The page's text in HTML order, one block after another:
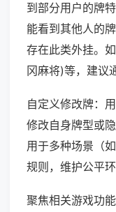
到部分用户的牌
能看到其他人的
存在此类外挂。
冈麻将)等，建议
自定义修改牌：
修改自身牌型或
用于多种场景（
规则，维护公平环
聚焦相关游戏功能